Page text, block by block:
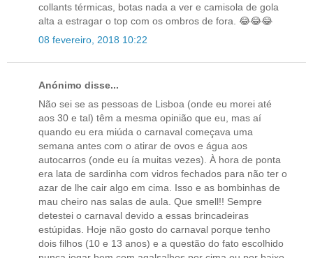
collants térmicas, botas nada a ver e camisola de gola
alta a estragar o top com os ombros de fora. 😂😂😂
08 fevereiro, 2018 10:22
Anónimo disse...
Não sei se as pessoas de Lisboa (onde eu morei até
aos 30 e tal) têm a mesma opinião que eu, mas aí
quando eu era miúda o carnaval começava uma
semana antes com o atirar de ovos e água aos
autocarros (onde eu ía muitas vezes). À hora de ponta
era lata de sardinha com vidros fechados para não ter o
azar de lhe cair algo em cima. Isso e as bombinhas de
mau cheiro nas salas de aula. Que smell!! Sempre
detestei o carnaval devido a essas brincadeiras
estúpidas. Hoje não gosto do carnaval porque tenho
dois filhos (10 e 13 anos) e a questão do fato escolhido